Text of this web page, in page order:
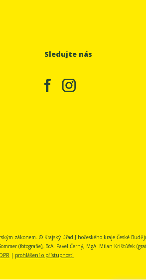
Sledujte nás
zákonem. © Krajský úřad Jihočeského kraje České
(fotografie), BcA. Pavel Černý, MgA. Milan Krištůfek
| prohlášení o přístupnosti